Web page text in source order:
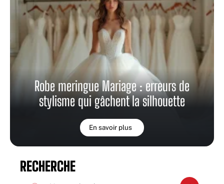
Robe meringue Mariage : erreurs de
stylisme qui gâchent la silhouette
En savoir plus
RECHERCHE